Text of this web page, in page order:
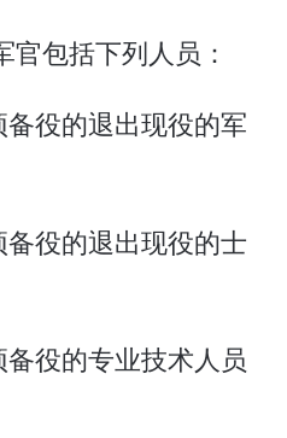
包括下列人员：
备役的退出现役的军
备役的退出现役的士
备役的专业技术人员